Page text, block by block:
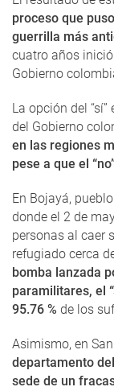
proceso que
guerrilla más
cuatro años
Gobierno
La opción del
del Gobierno
en las regiones
pese a que el
En Bojayá,
donde el 2 de
personas al caer
refugiado cerca
bomba lanzada
paramilitares, el
95.76 % de los
Asimismo, en
departamento
sede de un